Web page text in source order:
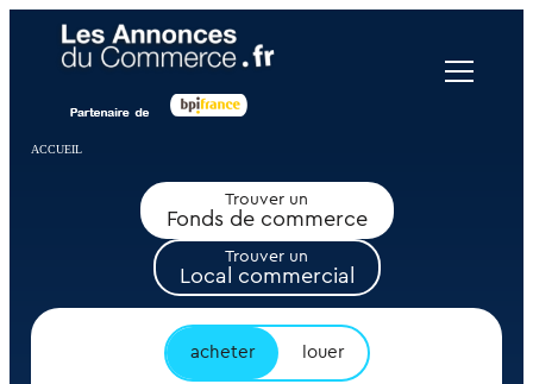
ACCUEIL
Trouver un
Fonds de commerce
Trouver un
Local commercial
acheter louer
Panneau de gestion des cookies